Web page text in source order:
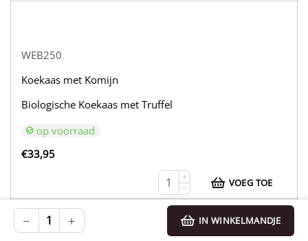
+
− IN WINKELMANDJE
WEB250
Koekaas met Komijn
Biologische Koekaas met Truffel
op voorraad
€33,95
+
−
VOEG TOE